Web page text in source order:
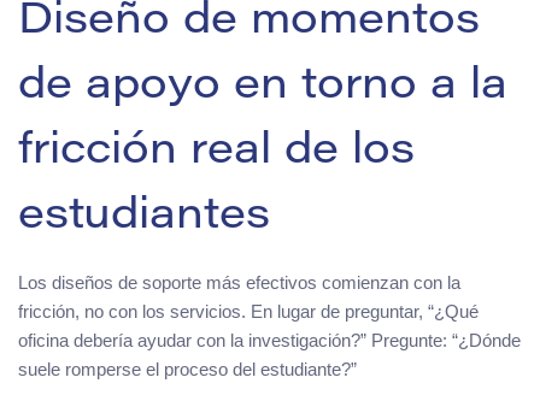
Diseño de momentos
de apoyo en torno a la
fricción real de los
estudiantes
Los diseños de soporte más efectivos comienzan con la
fricción, no con los servicios. En lugar de preguntar, “¿Qué
oficina debería ayudar con la investigación?” Pregunte: “¿Dónde
suele romperse el proceso del estudiante?”